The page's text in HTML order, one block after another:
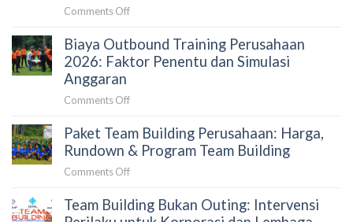
Peserta
Estimasi
Budget
Comments Offon
Memilih
Vendor
untuk
Perusahaan:
Panduan
HRD
dan
Biaya Outbound Training Perusahaan
2026: Faktor Penentu dan Simulasi
Anggaran
Comments Offon
Outbound
Training
Perusahaan
Penentu
Paket Team Building Perusahaan: Harga,
Rundown & Program Team Building
Comments Offon
Team
Building
Team Building Bukan Outing: Intervensi